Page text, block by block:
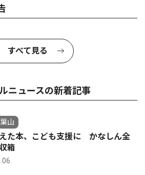
すべて見る
ニュースの新着記事
山
た本、こども支援に かなしん全
箱